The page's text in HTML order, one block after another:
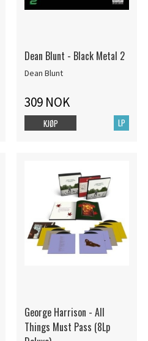
Dean Blunt - Black Metal 2
Dean Blunt
309 NOK
LP
KJØP
George Harrison - All
Things Must Pass (8Lp